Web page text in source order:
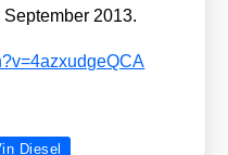
2013.
Diesel